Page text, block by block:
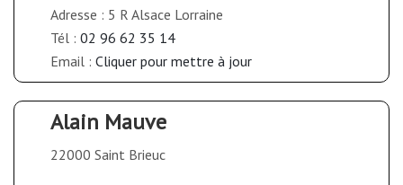
Adresse : 5 R Alsace Lorraine
Tél : 02 96 62 35 14
Email : Cliquer pour mettre à jour
Alain Mauve
22000 Saint Brieuc